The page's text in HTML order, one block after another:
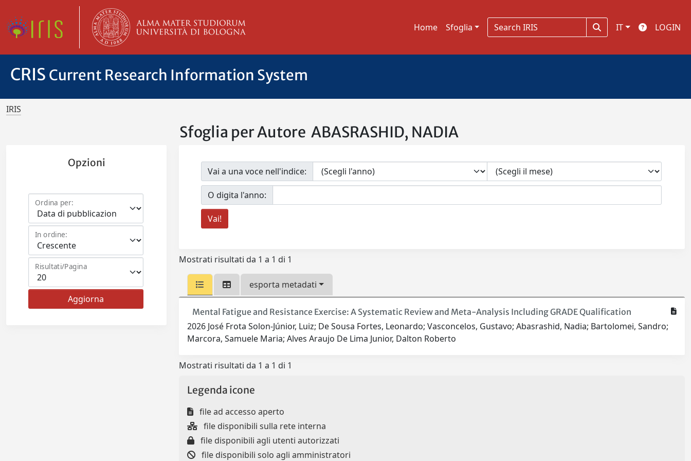
Home Sfoglia IT LOGIN
CRIS Current Research Information System
IRIS
Sfoglia per Autore ABASRASHID, NADIA
Opzioni
Ordina per:
In ordine:
Risultati/Pagina
Vai a una voce nell'indice:
O digita l'anno:
Mostrati risultati da 1 a 1 di 1
esporta metadati
Mental Fatigue and Resistance Exercise: A Systematic Review and Meta-Analysis Including GRADE Qualification
2026 José Frota Solon-Júnior, Luiz; De Sousa Fortes, Leonardo; Vasconcelos, Gustavo; Abasrashid, Nadia; Bartolomei, Sandro;
Marcora, Samuele Maria; Alves Araujo De Lima Junior, Dalton Roberto
Mostrati risultati da 1 a 1 di 1
Legenda icone
file ad accesso aperto
file disponibili sulla rete interna
file disponibili agli utenti autorizzati
file disponibili solo agli amministratori